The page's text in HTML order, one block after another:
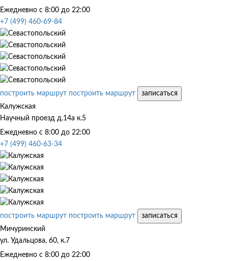
Ежедневно с 8:00 до 22:00
+7 (499) 460-69-84
построить маршрут построить маршрут
записаться
Калужская
Научный проезд д.14а к.5
Ежедневно с 8:00 до 22:00
+7 (499) 460-63-34
построить маршрут построить маршрут
записаться
Мичуринский
ул. Удальцова, 60, к.7
Ежедневно с 8:00 до 22:00